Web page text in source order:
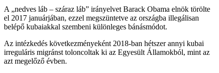
A „nedves láb – száraz láb” irányelvet Barack Obama elnök törölte
el 2017 januárjában, ezzel megszüntetve az országba illegálisan
belépő kubaiakkal szembeni különleges bánásmódot.
Az intézkedés következményeként 2018-ban hétszer annyi kubai
irreguláris migránst toloncoltak ki az Egyesült Államokból, mint az
azt megelőző évben.